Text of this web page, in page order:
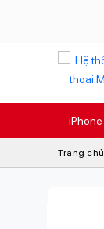
iPhone
Trang chủ